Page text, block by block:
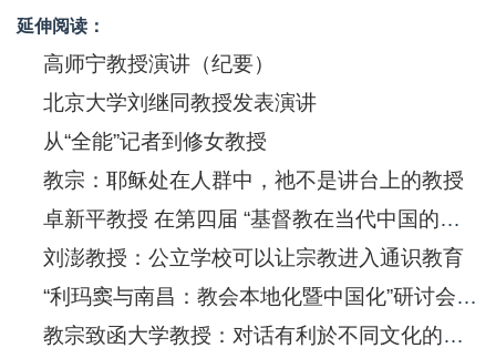
延伸阅读：
高师宁教授演讲（纪要）
北京大学刘继同教授发表演讲
从“全能”记者到修女教授
教宗：耶稣处在人群中，祂不是讲台上的教授
卓新平教授 在第四届 “基督教在当代中国的社会作用及其影响”研讨会的致辞
刘澎教授：公立学校可以让宗教进入通识教育
“利玛窦与南昌：教会本地化暨中国化”研讨会开幕词
教宗致函大学教授：对话有利於不同文化的相遇